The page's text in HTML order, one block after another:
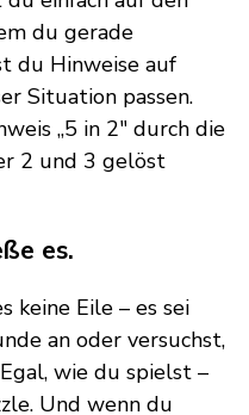
du gerade
du Hinweise auf
Situation passen.
„5 in 2" durch die
2 und 3 gelöst
es.
keine Eile – es sei
an oder versuchst,
wie du spielst –
Und wenn du